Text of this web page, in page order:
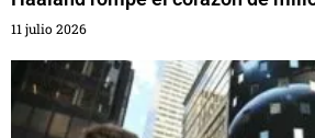
11 julio 2026